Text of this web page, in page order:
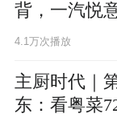
背，一汽悦
4.1万次播放
主厨时代｜
东：看粤菜